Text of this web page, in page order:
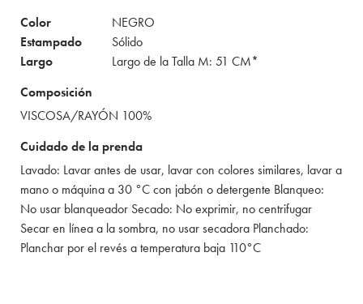
Color
NEGRO
Estampado
Sólido
Largo
Largo de la Talla M: 51 CM*
Composición
VISCOSA/RAYÓN 100%
Cuidado de la prenda
Lavado: Lavar antes de usar, lavar con colores similares, lavar a
mano o máquina a 30 °C con jabón o detergente Blanqueo:
No usar blanqueador Secado: No exprimir, no centrifugar
Secar en línea a la sombra, no usar secadora Planchado:
Planchar por el revés a temperatura baja 110°C